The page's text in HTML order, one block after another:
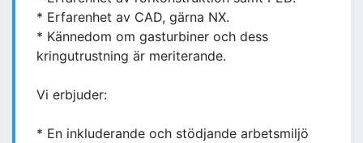
* Erfarenhet av CAD, gärna NX.
* Kännedom om gasturbiner och dess
kringutrustning är meriterande.
Vi erbjuder:
* En inkluderande och stödjande arbetsmiljö